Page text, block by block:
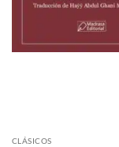
CLÁSICOS